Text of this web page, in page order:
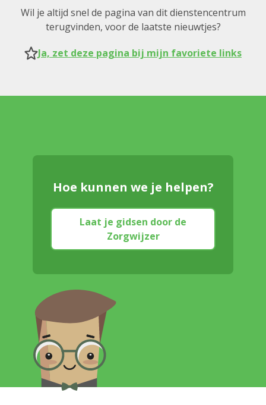
Wil je altijd snel de pagina van dit dienstencentrum
terugvinden, voor de laatste nieuwtjes?
Ja, zet deze pagina bij mijn favoriete links
Hoe kunnen we je helpen?
Laat je gidsen door de
Zorgwijzer